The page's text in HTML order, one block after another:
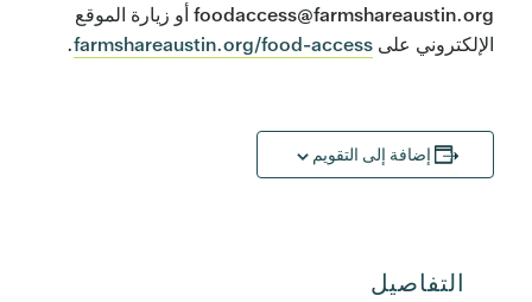
foodaccess@farmshareaustin.org أو زيارة الموقع
الإلكتروني على farmshareaustin.org/food-access
.
إضافة إلى التقويم
التفاصيل